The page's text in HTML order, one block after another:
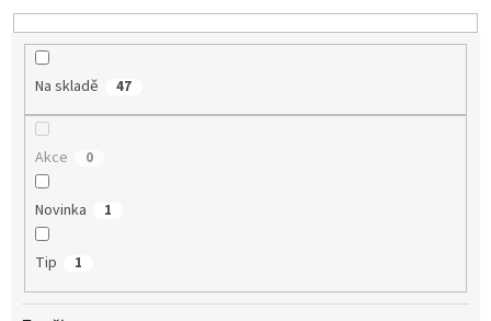
u
Na skladě 47
Akce 0
Novinka 1
Tip 1